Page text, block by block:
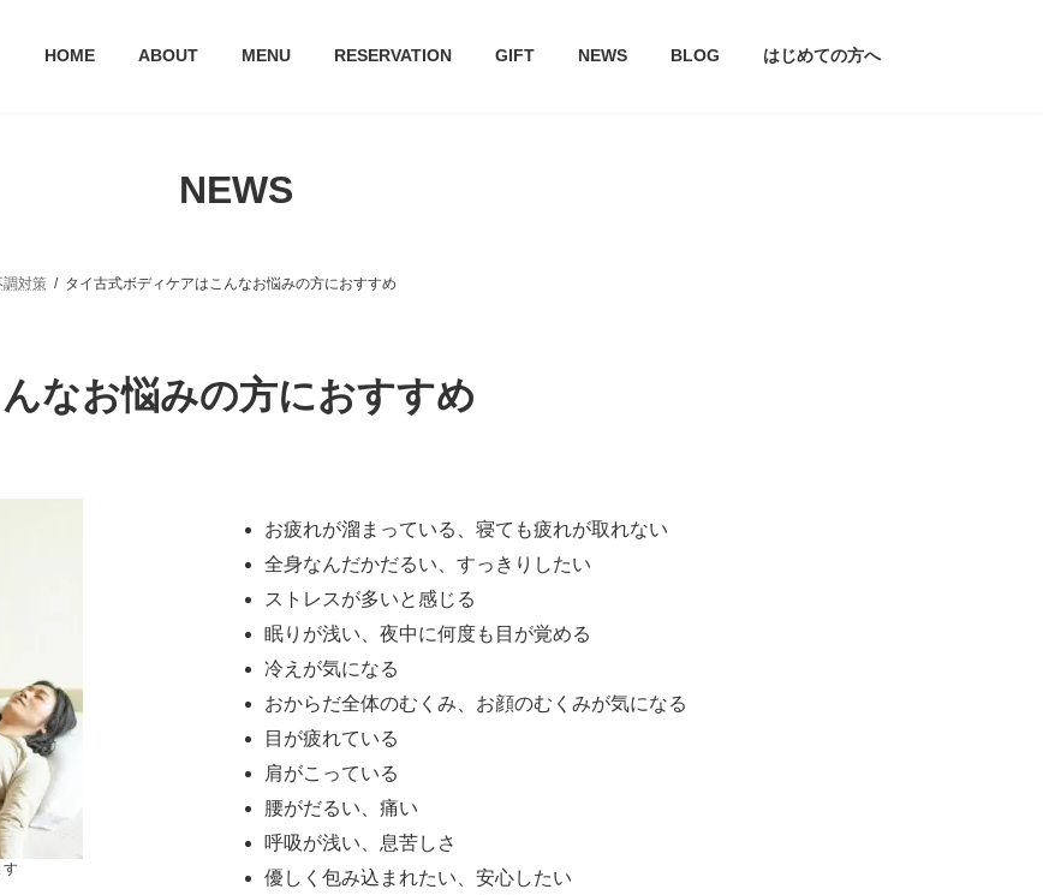
HOME ABOUT MENU RESERVATION GIFT NEWS BLOG はじめての方へ
NEWS
調対策 タイ古式ボディケアはこんなお悩みの方におすすめ
なお悩みの方におすすめ
す
お疲れが溜まっている、寝ても疲れが取れない
全身なんだかだるい、すっきりしたい
ストレスが多いと感じる
眠りが浅い、夜中に何度も目が覚める
冷えが気になる
おからだ全体のむくみ、お顔のむくみが気になる
目が疲れている
肩がこっている
腰がだるい、痛い
呼吸が浅い、息苦しさ
優しく包み込まれたい、安心したい